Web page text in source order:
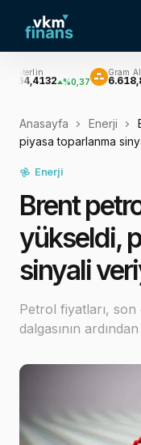
%0,37
Gram Altın
6.618,81 %2,45
Anasayfa Enerji
piyasa toparlanma
Enerji
Brent
yükseldi,
sinyali
Petrol fiyatları,
dalgasının